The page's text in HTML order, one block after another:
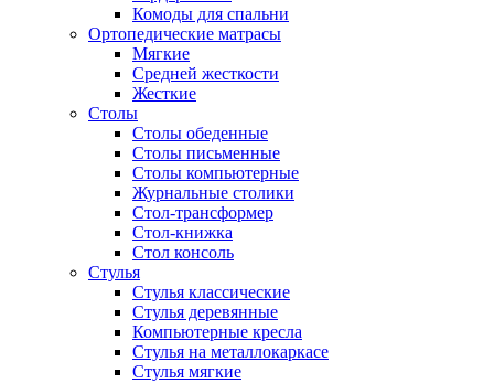
Комоды для спальни
Ортопедические матрасы
Мягкие
Средней жесткости
Жесткие
Столы
Столы обеденные
Столы письменные
Столы компьютерные
Журнальные столики
Стол-трансформер
Стол-книжка
Стол консоль
Стулья
Стулья классические
Стулья деревянные
Компьютерные кресла
Стулья на металлокаркасе
Стулья мягкие